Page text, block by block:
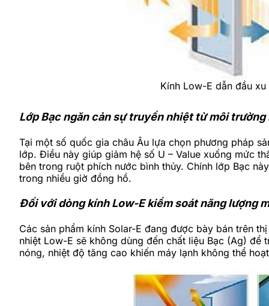
Kính Low-E dẫn đầu
Lớp Bạc ngăn cản sự truyền nhiệt từ môi
Tại một số quốc gia châu Âu lựa chọn phương pháp
lớp. Điều này giúp giảm hệ số U – Value xuống mức
bên trong ruột phích nước bình thủy. Chính lớp Bạc
trong nhiều giờ đồng hồ.
Đối với dòng kính Low-E kiểm soát năng lượng
Các sản phẩm kính Solar-E đang được bày bán trên
nhiệt Low-E sẽ không dùng đến chất liệu Bạc (Ag)
nóng, nhiệt độ tăng cao khiến máy lạnh không thể